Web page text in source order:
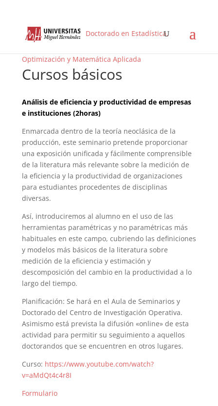
Doctorado en Estadística,
Optimización y Matemática Aplicada
Cursos básicos
Análisis de eficiencia y productividad de empresas
e instituciones (2horas)
Enmarcada dentro de la teoría neoclásica de la
producción, este seminario pretende proporcionar
una exposición unificada y fácilmente comprensible
de la literatura más relevante sobre la medición de
la eficiencia y la productividad de organizaciones
para estudiantes procedentes de disciplinas
diversas.
Así, introduciremos al alumno en el uso de las
herramientas paramétricas y no paramétricas más
habituales en este campo, cubriendo las definiciones
y modelos más básicos de la literatura sobre
medición de la eficiencia y estimación y
descomposición del cambio en la productividad a lo
largo del tiempo.
Planificación: Se hará en el Aula de Seminarios y
Doctorado del Centro de Investigación Operativa.
Asimismo está prevista la difusión «online» de esta
actividad para permitir su seguimiento a aquellos
doctorandos que se encuentren en otros lugares.
Curso: https://www.youtube.com/watch?
v=aMdQt4c4r8I
Formulario